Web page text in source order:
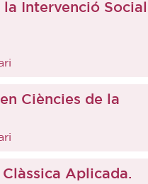
la Intervenció
Ciències de la
Aplicada.